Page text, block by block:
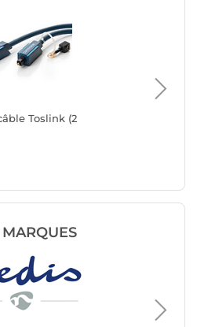
Toslink (2